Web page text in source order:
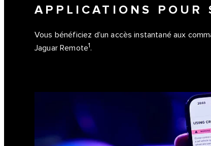
APPLICATIONS POUR
Vous bénéficiez d’un accès instantané aux
Jaguar Remote1.